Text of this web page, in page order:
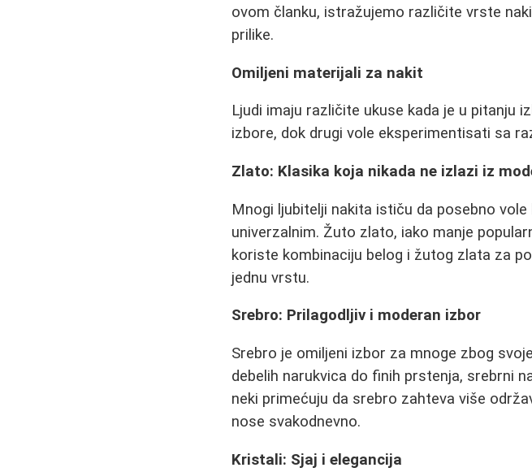
ovom članku, istražujemo različite vrste
prilike.
Omiljeni materijali za nakit
Ljudi imaju različite ukuse kada je u pitanju
izbore, dok drugi vole eksperimentisati sa
Zlato: Klasika koja nikada ne izlazi iz
Mnogi ljubitelji nakita ističu da posebno
univerzalnim. Žuto zlato, iako manje
koriste kombinaciju belog i žutog zlata za
jednu vrstu.
Srebro: Prilagodljiv i moderan izbor
Srebro je omiljeni izbor za mnoge zbog
debelih narukvica do finih prstenja, srebrni
neki primećuju da srebro zahteva više
nose svakodnevno.
Kristali: Sjaj i elegancija